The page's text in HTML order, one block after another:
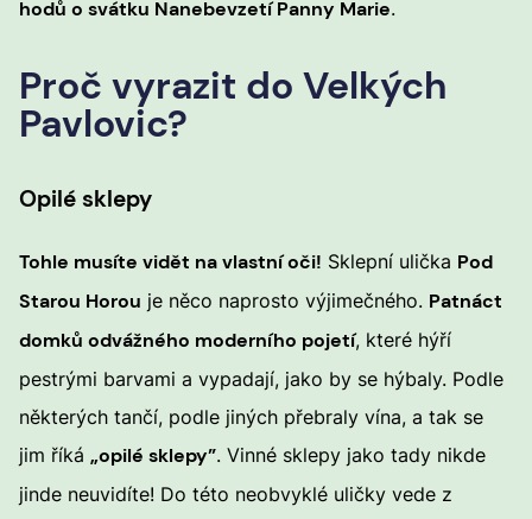
hodů o svátku Nanebevzetí Panny Marie.
Proč vyrazit do Velkých
Pavlovic?
Opilé sklepy
Tohle musíte vidět na vlastní oči! Sklepní ulička Pod
Starou Horou je něco naprosto výjimečného. Patnáct
domků odvážného moderního pojetí, které hýří
pestrými barvami a vypadají, jako by se hýbaly. Podle
některých tančí, podle jiných přebraly vína, a tak se
jim říká „opilé sklepy”. Vinné sklepy jako tady nikde
jinde neuvidíte! Do této neobvyklé uličky vede z